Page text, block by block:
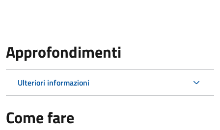
Approfondimenti
Ulteriori informazioni
Come fare